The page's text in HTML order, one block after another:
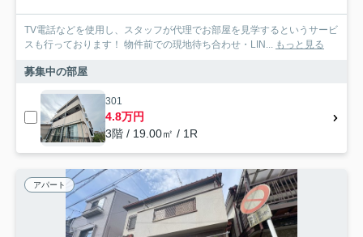
TV電話などを使用し、スタッフが代理でお部屋を見学するというサービ
スも行っております！ 物件前での現地待ち合わせ・LIN...
もっと見る
募集中の部屋
301
4.8万円
3階 / 19.00㎡ / 1R
アパート